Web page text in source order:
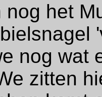
het
nog wat
zitten